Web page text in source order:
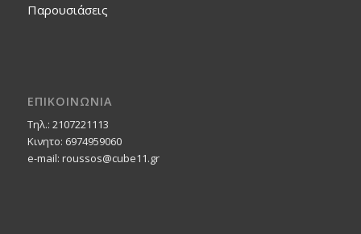
Παρουσιάσεις
ΕΠΙΚΟΙΝΩΝΙΑ
Τηλ.: 2107221113
Κινητο: 6974959060
e-mail: roussos@cube11.gr